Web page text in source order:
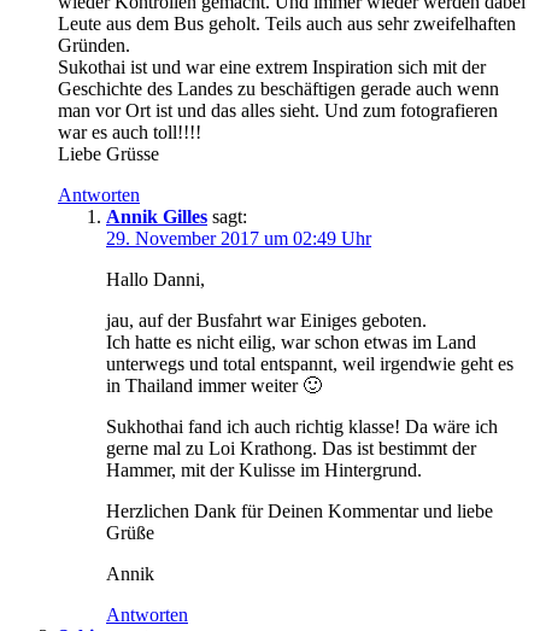
Leute aus dem Bus geholt. Teils auch aus sehr zweifelhaften
Gründen.
Sukothai ist und war eine extrem Inspiration sich mit der
Geschichte des Landes zu beschäftigen gerade auch wenn
man vor Ort ist und das alles sieht. Und zum fotografieren
war es auch toll!!!!
Liebe Grüsse
Antworten
Annik Gilles sagt:
29. November 2017 um 02:49 Uhr
Hallo Danni,
jau, auf der Busfahrt war Einiges geboten.
Ich hatte es nicht eilig, war schon etwas im Land
unterwegs und total entspannt, weil irgendwie geht es
in Thailand immer weiter 🙂
Sukhothai fand ich auch richtig klasse! Da wäre ich
gerne mal zu Loi Krathong. Das ist bestimmt der
Hammer, mit der Kulisse im Hintergrund.
Herzlichen Dank für Deinen Kommentar und liebe
Grüße
Annik
Antworten